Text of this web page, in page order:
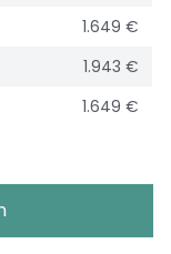
1.649 €
1.943 €
1.649 €